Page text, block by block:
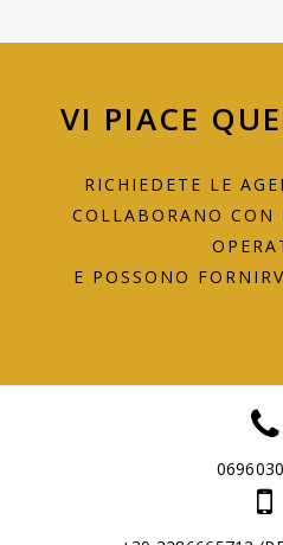
VI PIACE
RICHIEDETE LE
COLLABORANO CON
E POSSONO